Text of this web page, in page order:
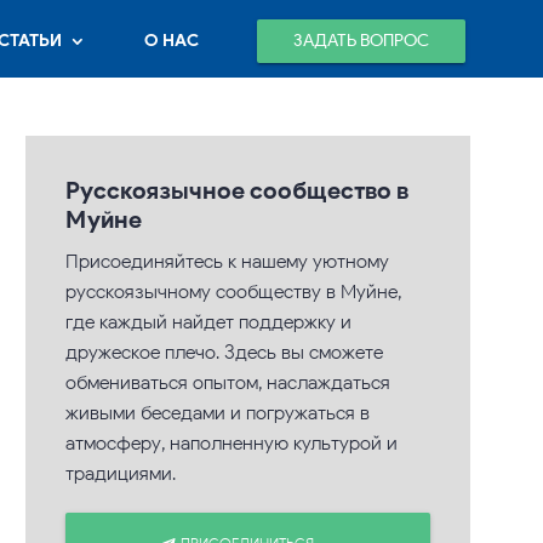
О НАС ЗАДАТЬ ВОПРОС
Русскоязычное сообщество в
Муйне
Присоединяйтесь к нашему уютному
русскоязычному сообществу в Муйне,
где каждый найдет поддержку и
дружеское плечо. Здесь вы сможете
обмениваться опытом, наслаждаться
живыми беседами и погружаться в
атмосферу, наполненную культурой и
традициями.